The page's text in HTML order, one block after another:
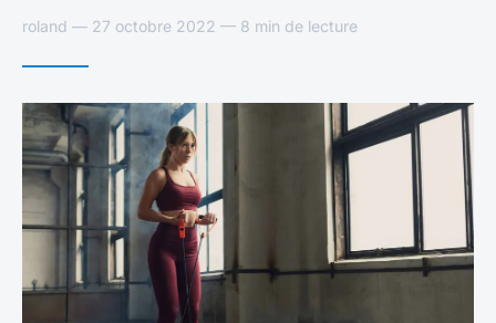
roland — 27 octobre 2022 — 8 min de lecture